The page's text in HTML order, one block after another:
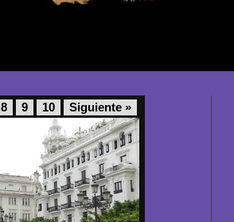
8 9 10 Siguiente »